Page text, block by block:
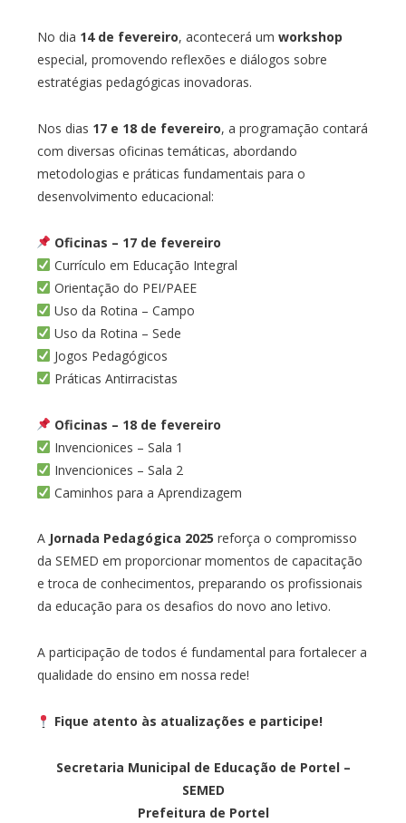
No dia 14 de fevereiro, acontecerá um workshop
especial, promovendo reflexões e diálogos sobre
estratégias pedagógicas inovadoras.
Nos dias 17 e 18 de fevereiro, a programação contará
com diversas oficinas temáticas, abordando
metodologias e práticas fundamentais para o
desenvolvimento educacional:
Oficinas – 17 de fevereiro
Currículo em Educação Integral
Orientação do PEI/PAEE
Uso da Rotina – Campo
Uso da Rotina – Sede
Jogos Pedagógicos
Práticas Antirracistas
Oficinas – 18 de fevereiro
Invencionices – Sala 1
Invencionices – Sala 2
Caminhos para a Aprendizagem
A Jornada Pedagógica 2025 reforça o compromisso
da SEMED em proporcionar momentos de capacitação
e troca de conhecimentos, preparando os profissionais
da educação para os desafios do novo ano letivo.
A participação de todos é fundamental para fortalecer a
qualidade do ensino em nossa rede!
Fique atento às atualizações e participe!
Secretaria Municipal de Educação de Portel –
SEMED
Prefeitura de Portel